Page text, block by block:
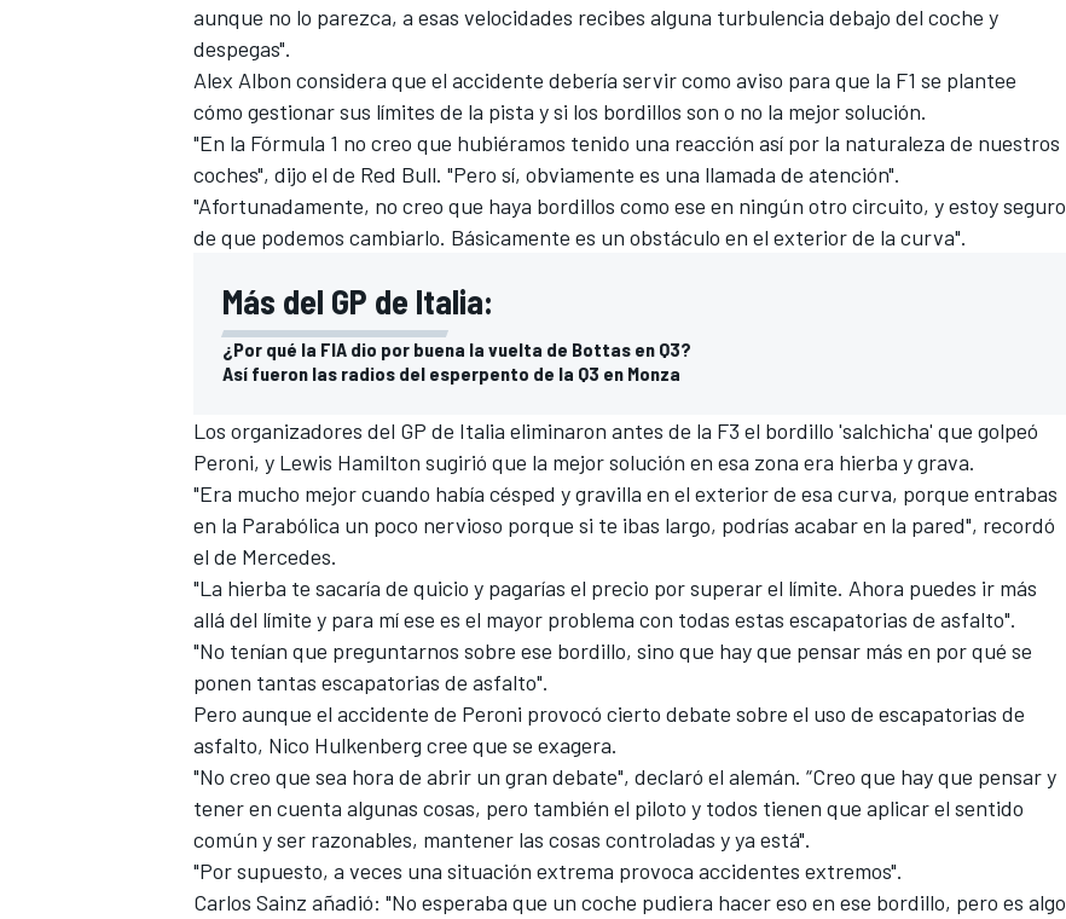
MÁS CATEGORÍAS
aunque no lo parezca, a esas velocidades recibes alguna turbulencia debajo del coche y
despegas".
Alex Albon considera que el accidente debería servir como aviso para que la F1 se plantee
cómo gestionar sus límites de la pista y si los bordillos son o no la mejor solución.
"En la Fórmula 1 no creo que hubiéramos tenido una reacción así por la naturaleza de nuestros
coches", dijo el de Red Bull. "Pero sí, obviamente es una llamada de atención".
"Afortunadamente, no creo que haya bordillos como ese en ningún otro circuito, y estoy seguro
de que podemos cambiarlo. Básicamente es un obstáculo en el exterior de la curva".
Más del GP de Italia:
¿Por qué la FIA dio por buena la vuelta de Bottas en Q3?
Así fueron las radios del esperpento de la Q3 en Monza
Los organizadores del GP de Italia eliminaron antes de la F3 el bordillo 'salchicha' que golpeó
Peroni, y Lewis Hamilton sugirió que la mejor solución en esa zona era hierba y grava.
"Era mucho mejor cuando había césped y gravilla en el exterior de esa curva, porque entrabas
en la Parabólica un poco nervioso porque si te ibas largo, podrías acabar en la pared", recordó
el de Mercedes.
"La hierba te sacaría de quicio y pagarías el precio por superar el límite. Ahora puedes ir más
allá del límite y para mí ese es el mayor problema con todas estas escapatorias de asfalto".
"No tenían que preguntarnos sobre ese bordillo, sino que hay que pensar más en por qué se
ponen tantas escapatorias de asfalto".
Pero aunque el accidente de Peroni provocó cierto debate sobre el uso de escapatorias de
asfalto, Nico Hulkenberg cree que se exagera.
"No creo que sea hora de abrir un gran debate", declaró el alemán. “Creo que hay que pensar y
tener en cuenta algunas cosas, pero también el piloto y todos tienen que aplicar el sentido
común y ser razonables, mantener las cosas controladas y ya está".
"Por supuesto, a veces una situación extrema provoca accidentes extremos".
Carlos Sainz añadió: "No esperaba que un coche pudiera hacer eso en ese bordillo, pero es algo